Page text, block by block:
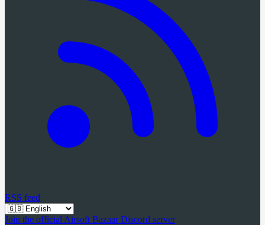
RSS feed
Join the official Airsoft Bazaar Discord server